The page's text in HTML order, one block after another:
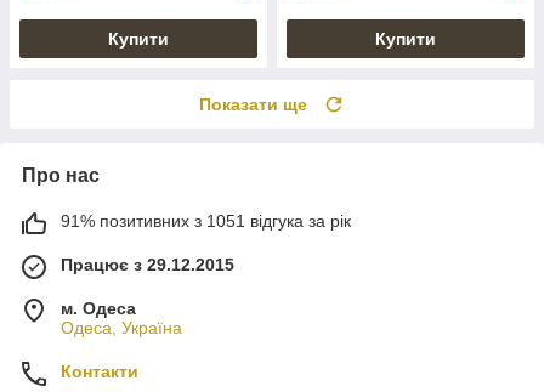
Купити Купити
Показати ще
Про нас
91% позитивних з 1051 відгука за рік
Працює з 29.12.2015
м. Одеса
Одеса, Україна
Контакти